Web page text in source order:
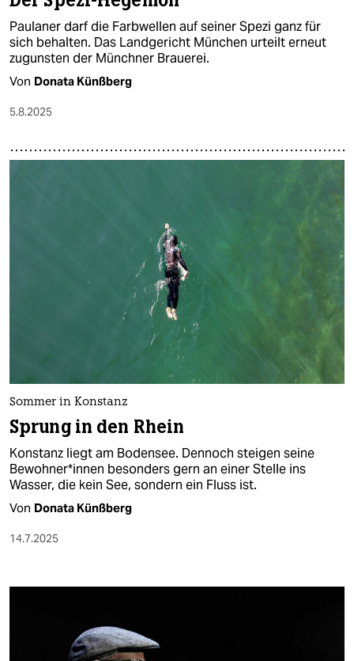
Paulaner darf die Farbwellen auf seiner Spezi ganz für
sich behalten. Das Landgericht München urteilt erneut
zugunsten der Münchner Brauerei.
Von Donata Künßberg
5.8.2025
Sommer in Konstanz
Sprung in den Rhein
Konstanz liegt am Bodensee. Dennoch steigen seine
Bewohner*in­nen besonders gern an einer Stelle ins
Wasser, die kein See, sondern ein Fluss ist.
Von Donata Künßberg
14.7.2025